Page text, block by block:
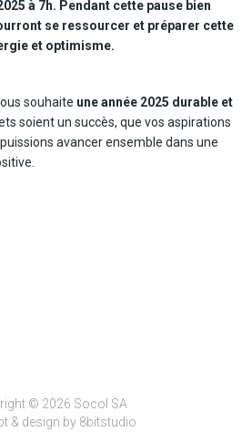
à 7h. Pendant cette pause bien
se ressourcer et préparer cette
et optimisme.
souhaite une année 2025 durable et
soient un succès, que vos aspirations
avancer ensemble dans une
© 2026 Socol SA
& design by 8bitstudio